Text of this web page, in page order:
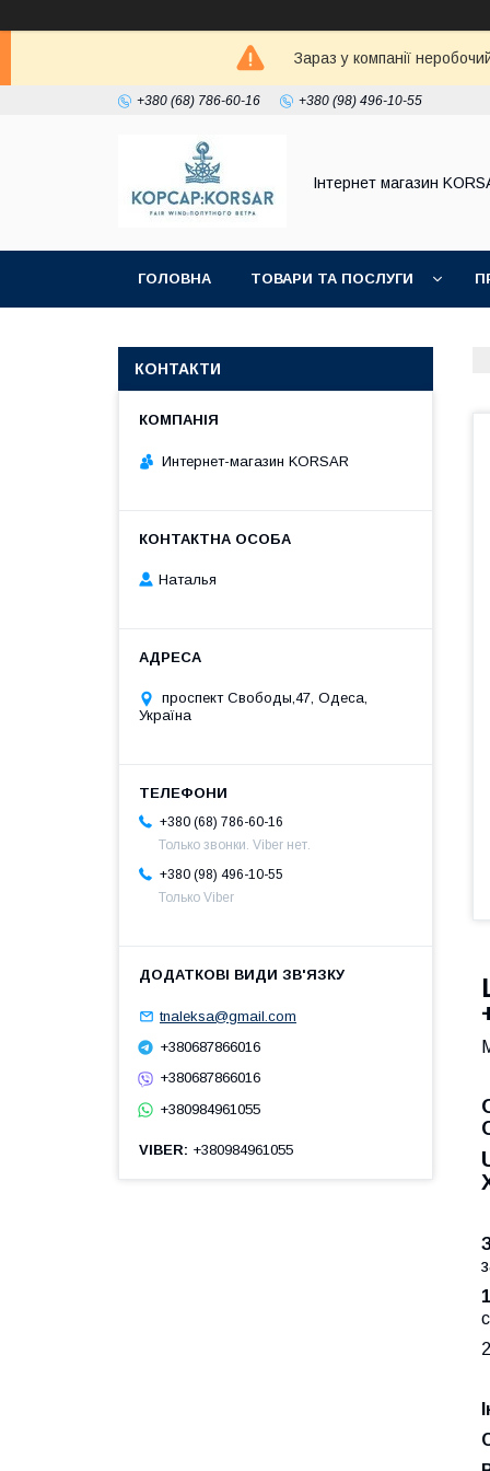
Зараз у компанії
+380 (68) 786-60-16 +380 (98) 496-10-55
Iнтернет магазин
ГОЛОВНА ТОВАРИ ТА ПОСЛУГИ
КОНТАКТИ
Интернет-магазин KORSAR
Наталья
проспект Свободы,47, Одеса,
Україна
+380 (68) 786-60-16
Только звонки. Viber нет.
+380 (98) 496-10-55
Только Viber
tnaleksa@gmail.com
+380687866016
+380687866016
+380984961055
VIBER +380984961055